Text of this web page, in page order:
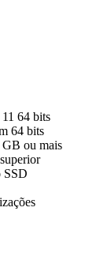
64 bits
64 bits
ou mais
SSD